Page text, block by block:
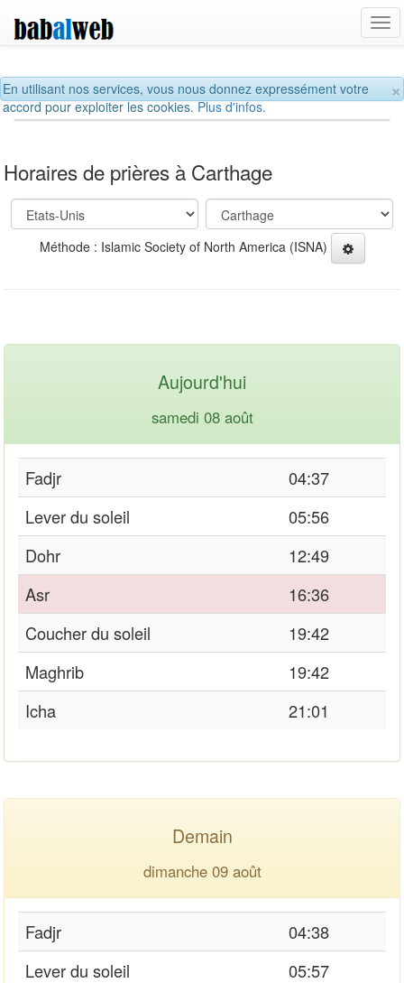
×
En utilisant nos services, vous nous donnez expressément votre
accord pour exploiter les cookies.Plus d'infos.
Horaires de prières à Carthage
Méthode : Islamic Society of North America (ISNA)
Aujourd'hui
samedi 08 août
Fadjr
04:37
Lever du soleil
05:56
Dohr
12:49
Asr
16:36
Coucher du soleil
19:42
Maghrib
19:42
Icha
21:01
Demain
dimanche 09 août
Fadjr
04:38
Lever du soleil
05:57